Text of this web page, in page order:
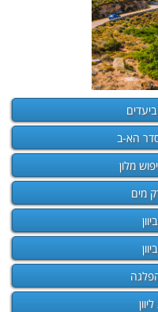
סדר הא-ב
מלון
מים